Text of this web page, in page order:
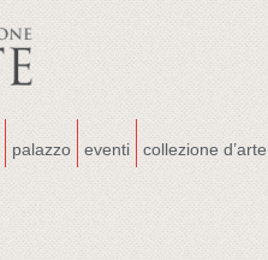
palazzo eventi collezione d’arte